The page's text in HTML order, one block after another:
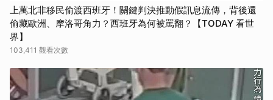
上萬北非移民偷渡西班牙！關鍵判決推動假訊息流傳，背後還
偷藏歐洲、摩洛哥角力？西班牙為何被罵翻？【TODAY 看世
界】
103,411 觀看次數